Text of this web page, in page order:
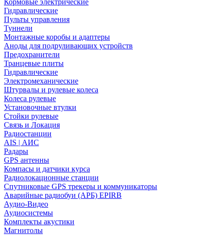
Кормовые электрические
Гидравлические
Пульты управления
Туннели
Монтажные коробы и адаптеры
Аноды для подруливающих устройств
Предохранители
Транцевые плиты
Гидравлические
Электромеханические
Штурвалы и рулевые колеса
Колеса рулевые
Установочные втулки
Стойки рулевые
Связь и Локация
Радиостанции
AIS | АИС
Радары
GPS антенны
Компасы и датчики курса
Радиолокационные станции
Спутниковые GPS трекеры и коммуникаторы
Аварийные радиобуи (АРБ) EPIRB
Аудио-Видео
Аудиосистемы
Комплекты акустики
Магнитолы